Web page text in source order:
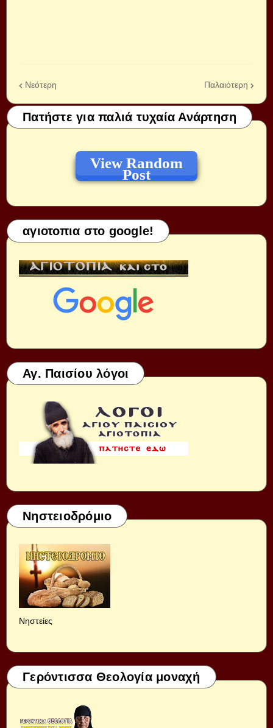
Νεότερη Παλαιότερη
Πατήστε για παλιά τυχαία Ανάρτηση
View Random
Post
αγιοτοπια στο google!
Αγ. Παισίου λόγοι
Νηστειοδρόμιο
Νηστείες
Γερόντισσα Θεολογία μοναχή